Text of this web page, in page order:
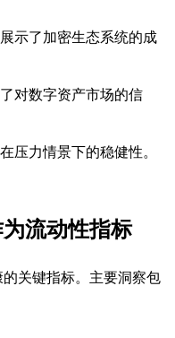
示了加密生态系统的成
对数字资产市场的信
压力情景下的稳健性。
流动性指标
关键指标。主要洞察包